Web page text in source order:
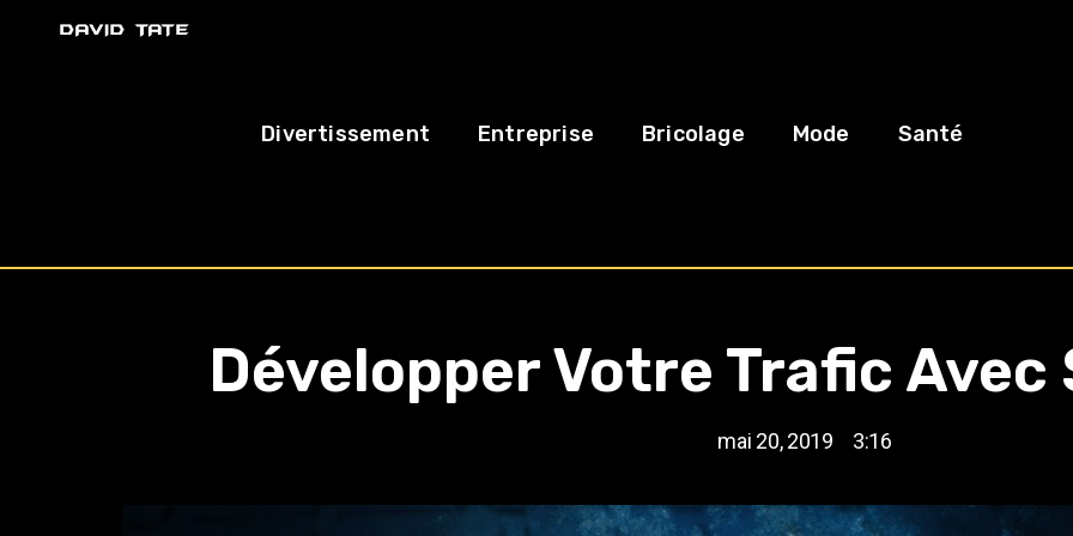
Divertissement Entreprise Bricolage Mode Santé
Développer Votre Trafic Avec
mai 20, 2019 3:16